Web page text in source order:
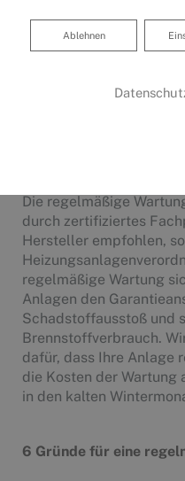
Schindhelm GmbH
anhaltende Wärme
Ein Albtraum: Im
Die regelmäßige
durch zertifiziertes
Hersteller empfohlen,
regelmäßige Wartung
Anlagen den
Schadstoffausstoß und
Brennstoffverbrauch.
dafür, dass Ihre Anlage
die Kosten der Wartung
in den kalten
6 Gründe für eine
Ablehnen
Ablehnen